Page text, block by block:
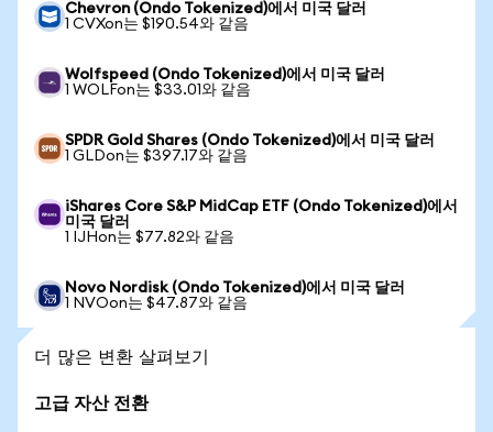
Chevron (Ondo Tokenized)에서 미국 달러
1 CVXon는 $190.54와 같음
Wolfspeed (Ondo Tokenized)에서 미국 달러
1 WOLFon는 $33.01와 같음
SPDR Gold Shares (Ondo Tokenized)에서 미국 달러
1 GLDon는 $397.17와 같음
iShares Core S&P MidCap ETF (Ondo Tokenized)에서
미국 달러
1 IJHon는 $77.82와 같음
Novo Nordisk (Ondo Tokenized)에서 미국 달러
1 NVOon는 $47.87와 같음
더 많은 변환 살펴보기
고급 자산 전환